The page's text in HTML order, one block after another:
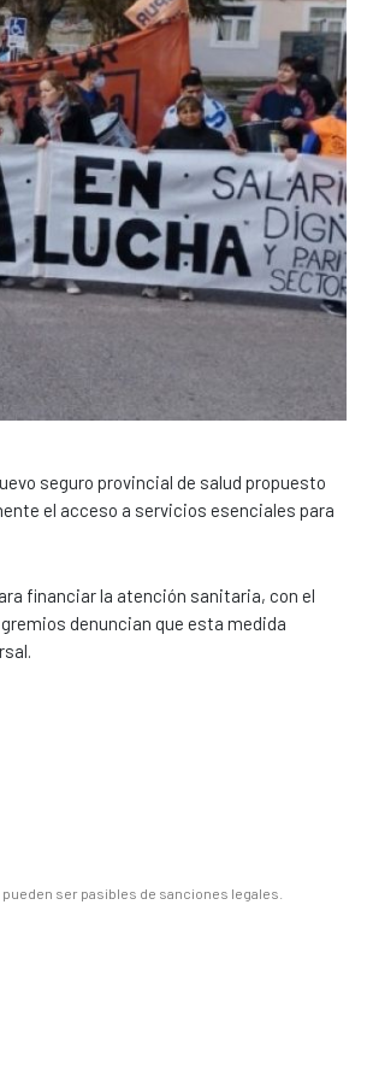
seguro provincial de salud propuesto
el acceso a servicios esenciales para
financiar la atención sanitaria, con el
denuncian que esta medida
ser pasibles de sanciones legales.